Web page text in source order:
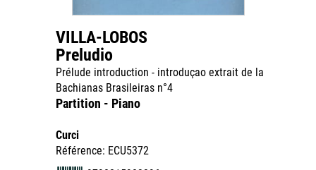
VILLA-LOBOS
Preludio
Prélude introduction - introduçao extrait de la
Bachianas Brasileiras n°4
Partition - Piano
Curci
Référence: ECU5372